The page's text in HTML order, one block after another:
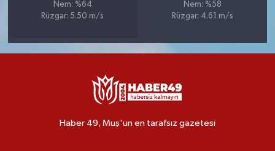
Nem: %64
Rüzgar: 5.50 m/s
Nem: %58
Rüzgar: 4.61 m/s
Haber 49, Muş'un en tarafsız gazetesi